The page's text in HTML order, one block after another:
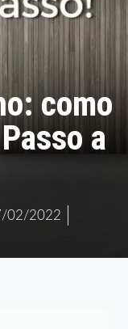
como
a
02/2022